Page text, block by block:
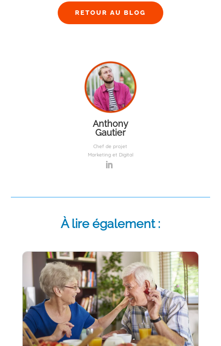
RETOUR AU BLOG
Anthony
Gautier
Chef de projet
Marketing et Digital
À lire également :